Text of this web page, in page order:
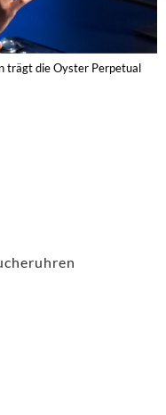
trägt die Oyster Perpetual